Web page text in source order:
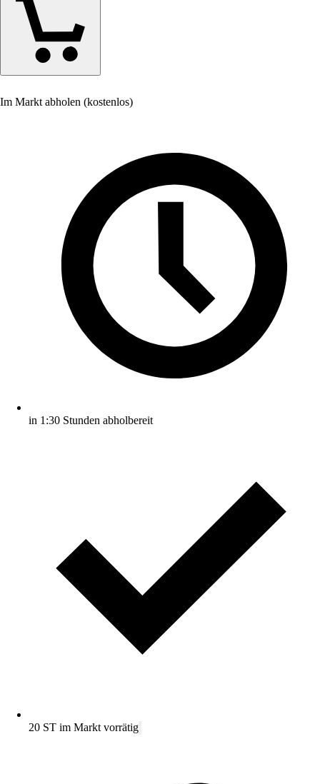
Im Markt abholen (kostenlos)
in 1:30 Stunden abholbereit
20 ST im Markt vorrätig